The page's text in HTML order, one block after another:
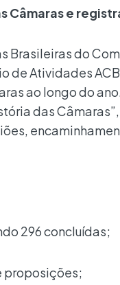
Câmaras e
Brasileiras do
de Atividades
ao longo do
das
296 concluídas;
proposições;